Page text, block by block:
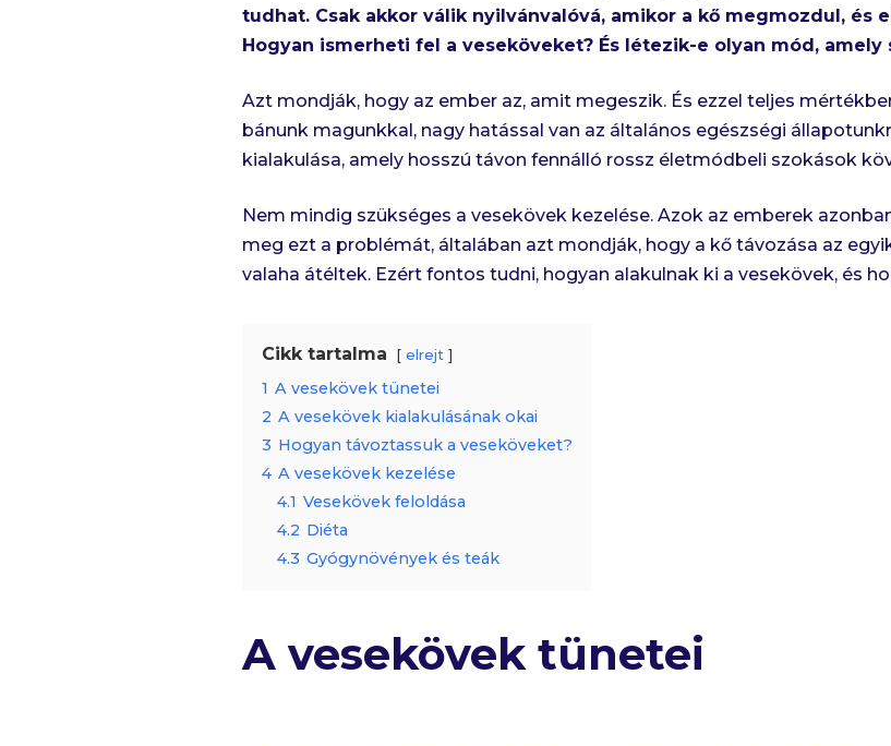
tudhat. Csak akkor válik nyilvánvalóvá, amikor a kő megmozdul, és
Hogyan ismerheti fel a veseköveket? És létezik-e olyan mód,
Azt mondják, hogy az ember az, amit megeszik. És ezzel teljes
bánunk magunkkal, nagy hatással van az általános egészségi
kialakulása, amely hosszú távon fennálló rossz életmódbeli szokások
Nem mindig szükséges a vesekövek kezelése. Azok az emberek
meg ezt a problémát, általában azt mondják, hogy a kő távozása az
valaha átéltek. Ezért fontos tudni, hogyan alakulnak ki a vesekövek, és
Cikk tartalma elrejt
1 A vesekövek tünetei
2 A vesekövek kialakulásának okai
3 Hogyan távoztassuk a veseköveket?
4 A vesekövek kezelése
4.1 Vesekövek feloldása
4.2 Diéta
4.3 Gyógynövények és teák
A vesekövek tünetei